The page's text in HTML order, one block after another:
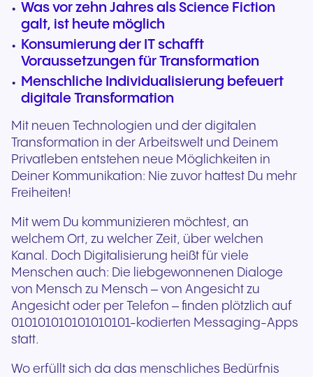
Was vor zehn Jahres als Science Fiction
galt, ist heute möglich
Konsumierung der IT schafft
Voraussetzungen für Transformation
Menschliche Individualisierung befeuert
digitale Transformation
Mit neuen Technologien und der digitalen
Transformation in der Arbeitswelt und Deinem
Privatleben entstehen neue Möglichkeiten in
Deiner Kommunikation: Nie zuvor hattest Du mehr
Freiheiten!
Mit wem Du kommunizieren möchtest, an
welchem Ort, zu welcher Zeit, über welchen
Kanal. Doch Digitalisierung heißt für viele
Menschen auch: Die liebgewonnenen Dialoge
von Mensch zu Mensch – von Angesicht zu
Angesicht oder per Telefon – finden plötzlich auf
010101010101010101-kodierten Messaging-Apps
statt.
Wo erfüllt sich da das menschliches Bedürfnis